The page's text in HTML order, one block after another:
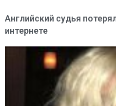
Английский судья
интернете